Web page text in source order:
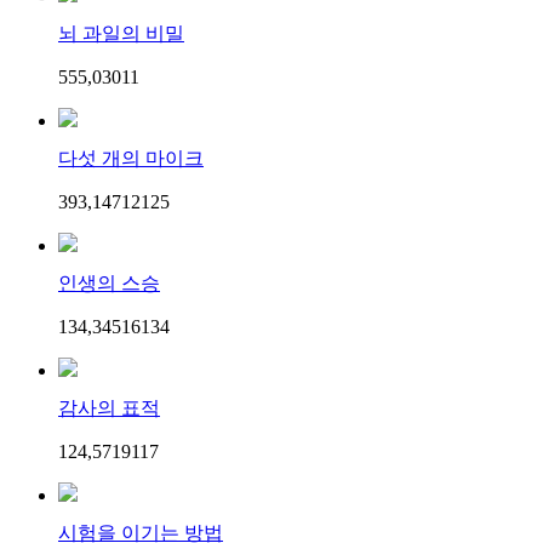
뇌 과일의 비밀
555,03011
다섯 개의 마이크
393,14712125
인생의 스승
134,34516134
감사의 표적
124,5719117
시험을 이기는 방법